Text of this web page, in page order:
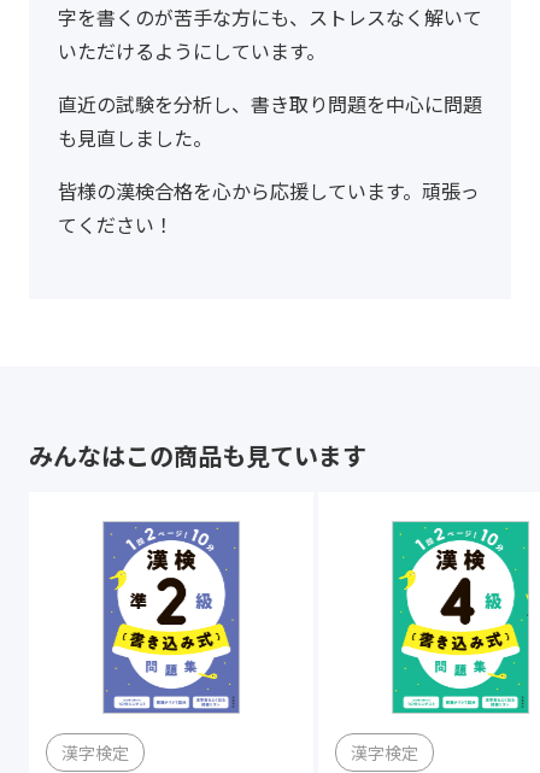
字を書くのが苦手な方にも、ストレスなく解いて
いただけるようにしています。
直近の試験を分析し、書き取り問題を中心に問題
も見直しました。
皆様の漢検合格を心から応援しています。頑張っ
てください！
みんなはこの商品も見ています
漢字検定 漢字検定